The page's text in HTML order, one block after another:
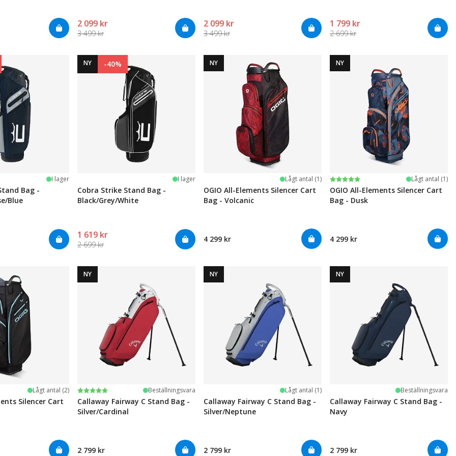
2 099 kr
3 499 kr
2 099 kr
3 499 kr
1 799 kr
2 699 kr
I lager
Bag -
Blue
NY -40%
I lager
Cobra Strike Stand Bag -
Black/Grey/White
1 619 kr
2 699 kr
NY
Lågt antal (1)
OGIO All-Elements Silencer Cart
Bag - Volcanic
4 299 kr
NY
Betyg:
5.0 utav 5 stjärnor Lågt antal (1)
OGIO All-Elements Silencer Cart
Bag - Dusk
4 299 kr
Lågt antal (2)
Silencer Cart
NY
Betyg:
5.0 utav 5 stjärnor Beställningsvara
Callaway Fairway C Stand Bag -
Silver/Cardinal
2 799 kr
NY
Lågt antal (1)
Callaway Fairway C Stand Bag -
Silver/Neptune
2 799 kr
NY
Beställningsvara
Callaway Fairway C Stand Bag -
Navy
2 799 kr